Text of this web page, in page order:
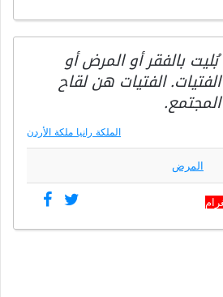
بالفقر أو المرض أو
الفتيات هن لقاح
الملكة رانيا ملكة الأردن
المرض